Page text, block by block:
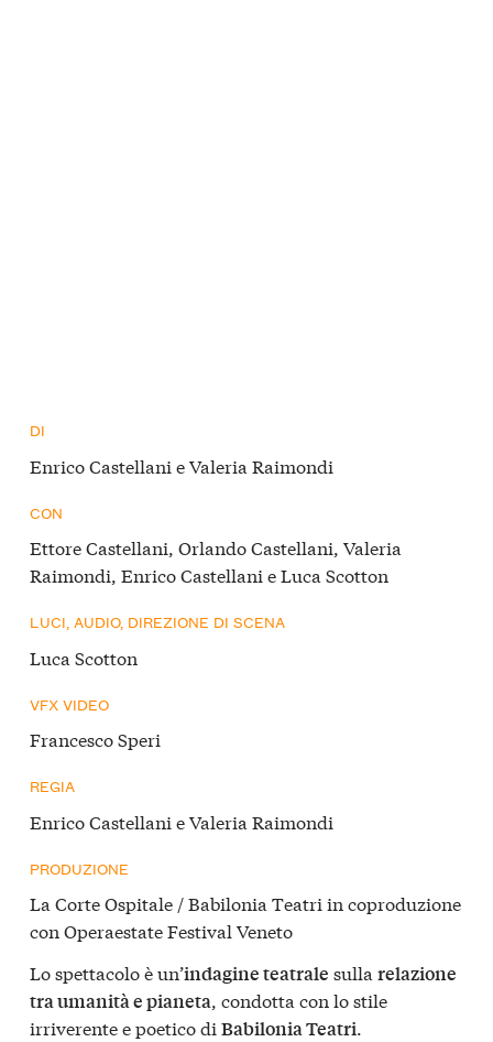
DI
Enrico Castellani e Valeria Raimondi
CON
Ettore Castellani, Orlando Castellani, Valeria
Raimondi, Enrico Castellani e Luca Scotton
LUCI, AUDIO, DIREZIONE DI SCENA
Luca Scotton
VFX VIDEO
Francesco Speri
REGIA
Enrico Castellani e Valeria Raimondi
PRODUZIONE
La Corte Ospitale / Babilonia Teatri in coproduzione
con Operaestate Festival Veneto
Lo spettacolo è un’indagine teatrale sulla relazione
tra umanità e pianeta, condotta con lo stile
irriverente e poetico di Babilonia Teatri.